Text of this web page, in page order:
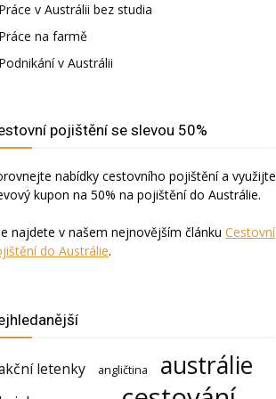
Práce v Austrálii bez studia
Práce na farmě
Podnikání v Austrálii
pojištění se slevou 50%
nabídky cestovního pojištění a využijte
kupon na 50% na pojištění do Austrálie.
najdete v našem nejnovějším článku Cestovní
do Austrálie.
letenky angličtina austrálie